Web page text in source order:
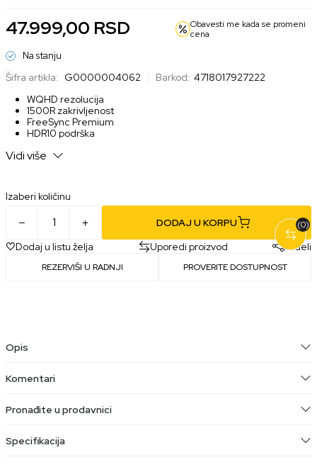
47.999,00 RSD
Obavesti me kada se promeni
cena
Na stanju
Šifra artikla: G0000004062 Barkod: 4718017927222
WQHD rezolucija
1500R zakrivljenost
FreeSync Premium
HDR10 podrška
Vidi više
Izaberi količinu
DODAJ U KORPU
Dodaj u listu želja
Uporedi proizvod Podeli
REZERVIŠI U RADNJI PROVERITE DOSTUPNOST
(0)
Opis
Komentari
Pronađite u prodavnici
Specifikacija